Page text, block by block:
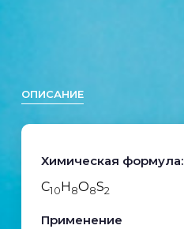
ОПИСАНИЕ
Химическая формула:
C10H8O8S2
Применение